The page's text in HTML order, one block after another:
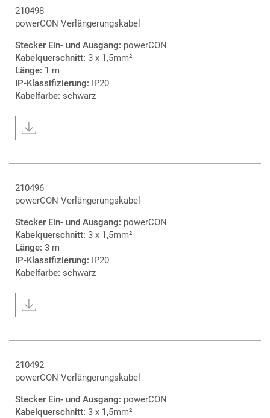
210498
powerCON Verlängerungskabel
Stecker Ein- und Ausgang: powerCON
Kabelquerschnitt: 3 x 1,5mm²
Länge: 1 m
IP-Klassifizierung: IP20
Kabelfarbe: schwarz
210496
powerCON Verlängerungskabel
Stecker Ein- und Ausgang: powerCON
Kabelquerschnitt: 3 x 1,5mm²
Länge: 3 m
IP-Klassifizierung: IP20
Kabelfarbe: schwarz
210492
powerCON Verlängerungskabel
Stecker Ein- und Ausgang: powerCON
Kabelquerschnitt: 3 x 1,5mm²